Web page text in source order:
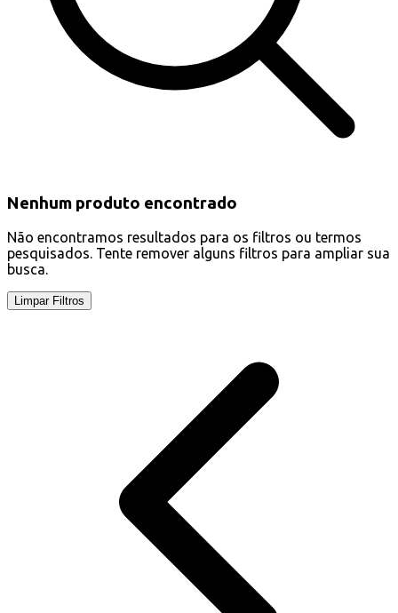
Nenhum produto encontrado
Não encontramos resultados para os filtros ou termos
pesquisados. Tente remover alguns filtros para ampliar sua
busca.
Limpar Filtros